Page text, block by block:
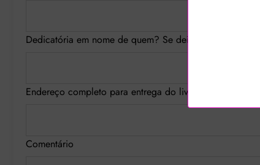
Dedicatória em nome de quem? Se deixar em branco
Endereço completo para entrega do livro (logradouro,
Comentário